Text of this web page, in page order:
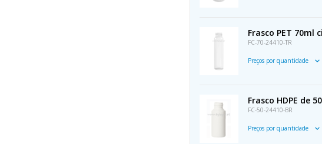
Frasco PET
FC-70-24410-TR
Preços por quantidade
Frasco HDPE de
FC-50-24410-BR
Preços por quantidade